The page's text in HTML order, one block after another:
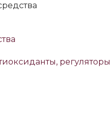
регуляторы